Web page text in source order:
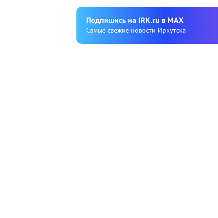
Подпишиcь на IRK.ru в MAX
Cамые свежие новости Иркутска